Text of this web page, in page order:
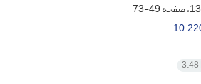
49-73
3.48